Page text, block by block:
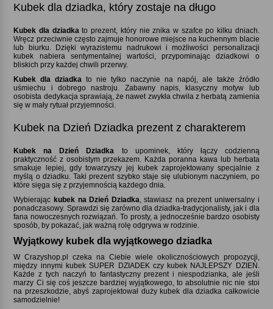
Kubek dla dziadka, który zostaje na długo
Kubek dla dziadka to prezent, który nie znika w szafce po kilku dniach.
Wręcz przeciwnie często zajmuje honorowe miejsce na kuchennym blacie
lub biurku. Dzięki wyrazistemu nadrukowi i możliwości personalizacji
kubek nabiera sentymentalnej wartości, przypominając dziadkowi o
bliskich przy każdej chwili przerwy.
Kubek dla dziadka to nie tylko naczynie na napój, ale także źródło
uśmiechu i dobrego nastroju. Zabawny napis, klasyczny motyw lub
osobista dedykacja sprawiają, że nawet zwykła chwila z herbatą zamienia
się w mały rytuał przyjemności.
Kubek na Dzień Dziadka prezent z charakterem
Kubek na Dzień Dziadka
to upominek, który łączy codzienną
praktyczność z osobistym przekazem. Każda poranna kawa lub herbata
smakuje lepiej, gdy towarzyszy jej kubek zaprojektowany specjalnie z
myślą o dziadku. Taki prezent szybko staje się ulubionym naczyniem, po
które sięga się z przyjemnością każdego dnia.
Wybierając kubek na Dzień Dziadka , stawiasz na prezent uniwersalny i
ponadczasowy. Sprawdzi się zarówno dla dziadka-tradycjonalisty, jak i dla
fana nowoczesnych rozwiązań. To prosty, a jednocześnie bardzo osobisty
sposób, by pokazać, jak ważną rolę odgrywa w rodzinie.
Wyjątkowy kubek dla wyjątkowego dziadka
W Crazyshop.pl czeka na Ciebie wiele okolicznościowych propozycji,
między innymi kubek SUPER DZIADEK czy kubek NAJLEPSZY DZIEŃ.
Każde z tych naczyń to fantastyczny prezent i niespodzianka, ale jeśli
marzy Ci się coś jeszcze bardziej wyjątkowego, to absolutnie nic nie stoi
na przeszkodzie, abyś zaprojektował duży kubek dla dziadka całkowicie
samodzielnie!